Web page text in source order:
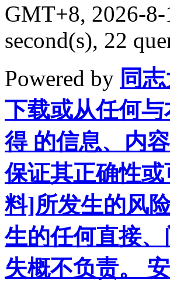
GMT+8, 2026-8-
second(s), 22
Powered by 同
下载或从任何
得 的信息、内
保证其正确性
料]所发生的风
生的任何直接
失概不负责。